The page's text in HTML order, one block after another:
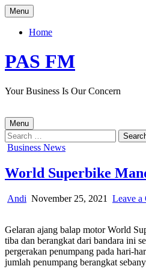
Skip
to
content
Menu
Home
PAS FM
Your Business Is Our Concern
Menu
Search
for:
Posted
Business News
World Superbike
Author:
Andi Published
November 25, 2021 Leave a
Gelaran ajang balap motor World
tiba dan berangkat dari bandara ini
pergerakan penumpang pada hari-
jumlah penumpang berangkat